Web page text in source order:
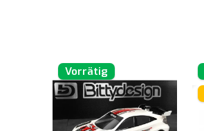
Vorrätig